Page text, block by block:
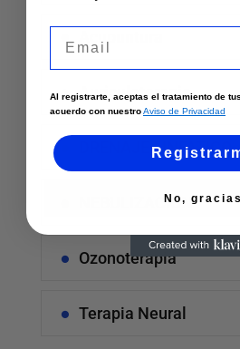
Acupuntura
Auriculoterapia
DRENAJE LINFATICO
NEBULIZACION
Ozonoterapia
Terapia Neural
Al registrarte, aceptas el tratamiento de
acuerdo con nuestroAviso de Privacidad
No, gracias